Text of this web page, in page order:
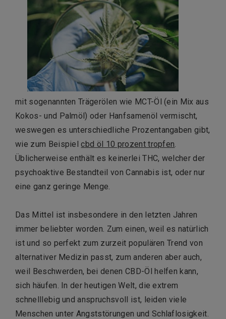
mit sogenannten Trägerölen wie MCT-Öl (ein Mix aus
Kokos- und Palmöl) oder Hanfsamenöl vermischt,
weswegen es unterschiedliche Prozentangaben gibt,
wie zum Beispielcbd öl 10 prozent tropfen
Üblicherweise enthält es keinerlei THC, welcher der
psychoaktive Bestandteil von Cannabis ist, oder nur
eine ganz geringe Menge.
Das Mittel ist insbesondere in den letzten Jahren
immer beliebter worden. Zum einen, weil es natürlich
ist und so perfekt zum zurzeit populären Trend von
alternativer Medizin passt, zum anderen aber auch,
weil Beschwerden, bei denen CBD-Öl helfen kann,
sich häufen. In der heutigen Welt, die extrem
schnelllebig und anspruchsvoll ist, leiden viele
Menschen unter Angststörungen und Schlaflosigkeit.